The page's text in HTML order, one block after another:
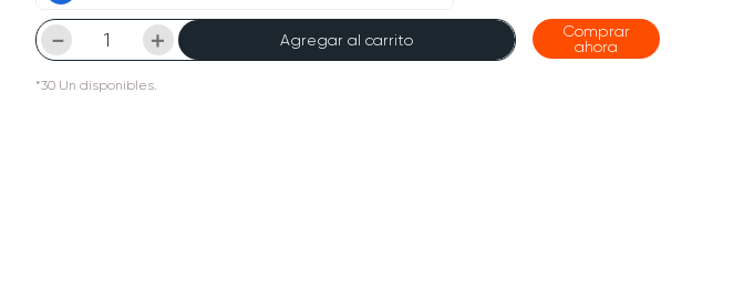
＋
－ Agregar al carrito
*30 Un disponibles.
Comprar
ahora